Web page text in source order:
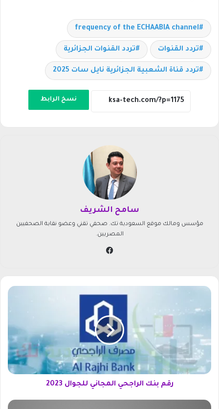
frequency of the ECHAABIA channel
تردد القنوات تردد القنوات الجزائرية
تردد قناة الشعبية الجزائرية نايل سات 2025
نسخ الرابط
سامح الشريف
مؤسس ومالك موقع السعودية تك. صحفي تقني وعضو نقابة الصحفيين
المصريين.
ر
م
ك
ل
ر
ح
رقم بنك الراجحي المجاني للجوال 2023
أ